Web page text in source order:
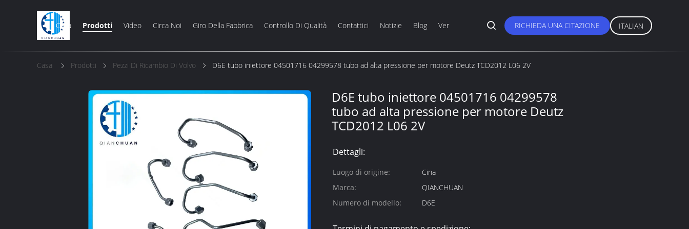
Casa Prodotti Video Circa Noi Giro Della Fabbrica Controllo Di Qualità Contattici Notizie Blog Ver RICHIEDA UNA CITAZIONE ITALIAN
Casa Prodotti Pezzi Di Ricambio Di Volvo D6E tubo iniettore 04501716 04299578 tubo ad alta pressione per motore Deutz TCD2012 L06 2V
D6E tubo iniettore 04501716 04299578
tubo ad alta pressione per motore Deutz
TCD2012 L06 2V
Dettagli:
Luogo di origine:
Cina
Marca:
QIANCHUAN
Numero di modello:
D6E